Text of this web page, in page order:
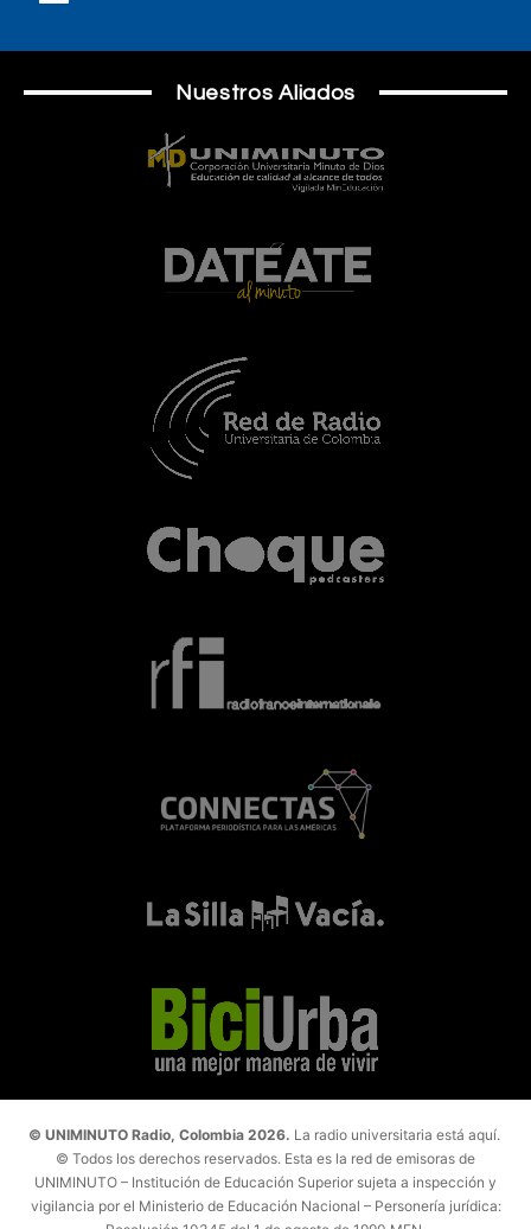
Nuestros Aliados
© UNIMINUTO Radio, Colombia 2026. La radio universitaria está aquí.
© Todos los derechos reservados. Esta es la red de emisoras de
UNIMINUTO – Institución de Educación Superior sujeta a inspección y
vigilancia por el Ministerio de Educación Nacional – Personería jurídica: